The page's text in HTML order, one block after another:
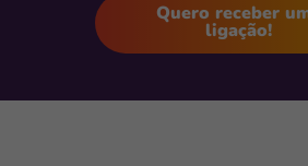
Quero receber
ligação!